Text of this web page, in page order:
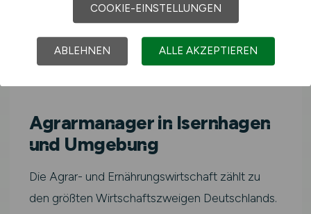
Agrarmanager in Isernhagen
und Umgebung
Die Agrar- und Ernährungswirtschaft zählt zu
den größten Wirtschaftszweigen Deutschlands.
COOKIE-EINSTELLUNGEN
ABLEHNEN ALLE AKZEPTIEREN